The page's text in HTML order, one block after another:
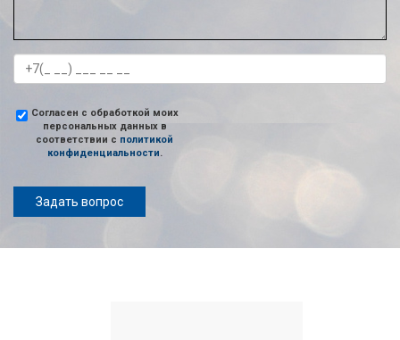
Согласен с обработкой моих
персональных данных в
соответствии с политикой
конфиденциальности.
Задать вопрос